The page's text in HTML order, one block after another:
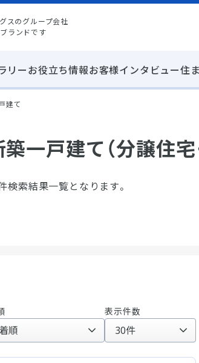
スのグループ会社
ランドです
リーお役立ち情報お客様インタビュー住
建て
一戸建て（分譲住宅
検索結果一覧となります。
表示件数